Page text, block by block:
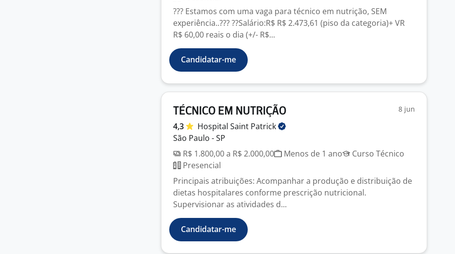
??? Estamos com uma vaga para técnico em nutrição, SEM
experiência..??? ??Salário:R$ R$ 2.473,61 (piso da categoria)+ VR
R$ 60,00 reais o dia (+/- R$...
Candidatar-me
TÉCNICO EM NUTRIÇÃO 8 jun
4,3 Hospital Saint Patrick
São Paulo - SP
R$ 1.800,00 a R$ 2.000,00
Menos de 1 ano
Curso Técnico
Presencial
Principais atribuições: Acompanhar a produção e distribuição de
dietas hospitalares conforme prescrição nutricional.
Supervisionar as atividades d...
Candidatar-me